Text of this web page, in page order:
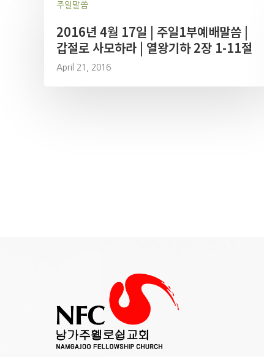
주일말씀
2016년 4월 17일 | 주일1부예배말씀 |
갑절로 사모하라 | 열왕기하 2장 1-11절
April 21, 2016